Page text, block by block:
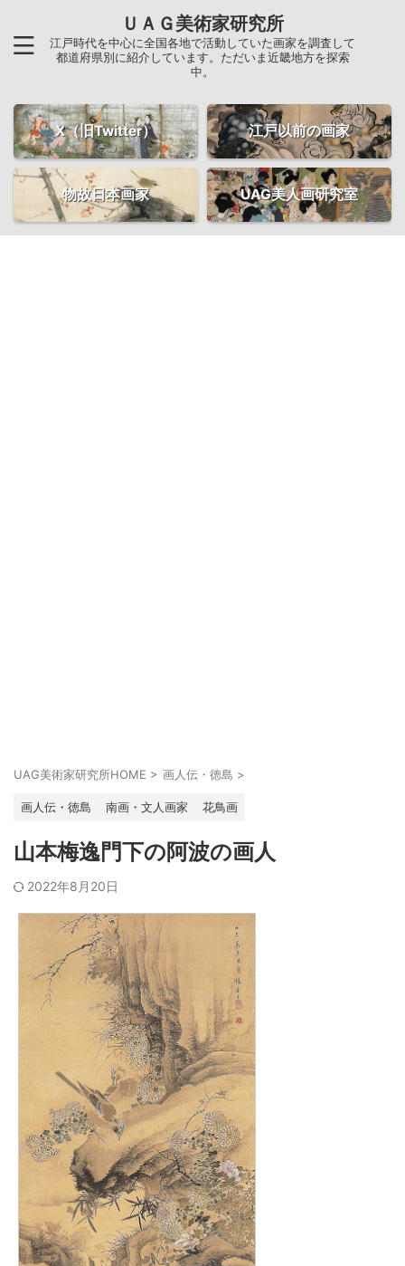
ＵＡＧ美術家研究所
江戸時代を中心に全国各地で活動していた画家を調査して
都道府県別に紹介しています。ただいま近畿地方を探索
中。
X（旧Twitter） 江戸以前の画家
物故日本画家 UAG美人画研究室
UAG美術家研究所HOME > 画人伝・徳島 >
画人伝・徳島 南画・文人画家 花鳥画
山本梅逸門下の阿波の画人
2022年8月20日